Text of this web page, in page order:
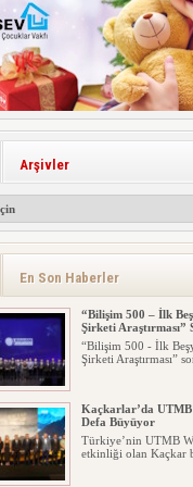
Arşivler
En Son Haberler
“Bilişim 500 – İlk
Şirketi Araştırması”
“Bilişim 500 - İlk
Şirketi Araştırması”
Kaçkarlar’da UTMB
Defa Büyüyor
Türkiye’nin UTMB
etkinliği olan Kaçkar